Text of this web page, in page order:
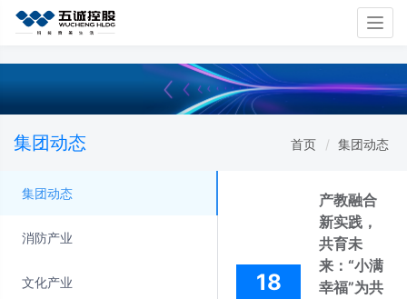
集团动态 首页 集团动态
集团动态
消防产业
文化产业 18
产教融合
新实践，
共育未
来：“小满
幸福”为共